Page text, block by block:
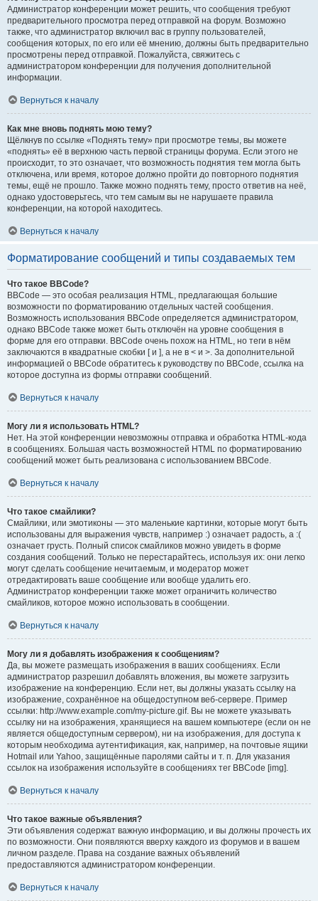
Администратор конференции может решить, что сообщения требуют
предварительного просмотра перед отправкой на форум. Возможно
также, что администратор включил вас в группу пользователей,
сообщения которых, по его или её мнению, должны быть предварительно
просмотрены перед отправкой. Пожалуйста, свяжитесь с
администратором конференции для получения дополнительной
информации.
Вернуться к началу
Как мне вновь поднять мою тему?
Щёлкнув по ссылке «Поднять тему» при просмотре темы, вы можете
«поднять» её в верхнюю часть первой страницы форума. Если этого не
происходит, то это означает, что возможность поднятия тем могла быть
отключена, или время, которое должно пройти до повторного поднятия
темы, ещё не прошло. Также можно поднять тему, просто ответив на неё,
однако удостоверьтесь, что тем самым вы не нарушаете правила
конференции, на которой находитесь.
Вернуться к началу
Форматирование сообщений и типы создаваемых тем
Что такое BBCode?
BBCode — это особая реализация HTML, предлагающая большие
возможности по форматированию отдельных частей сообщения.
Возможность использования BBCode определяется администратором,
однако BBCode также может быть отключён на уровне сообщения в
форме для его отправки. BBCode очень похож на HTML, но теги в нём
заключаются в квадратные скобки [ и ], а не в < и >. За дополнительной
информацией о BBCode обратитесь к руководству по BBCode, ссылка на
которое доступна из формы отправки сообщений.
Вернуться к началу
Могу ли я использовать HTML?
Нет. На этой конференции невозможны отправка и обработка HTML-кода
в сообщениях. Большая часть возможностей HTML по форматированию
сообщений может быть реализована с использованием BBCode.
Вернуться к началу
Что такое смайлики?
Смайлики, или эмотиконы — это маленькие картинки, которые могут быть
использованы для выражения чувств, например :) означает радость, а :(
означает грусть. Полный список смайликов можно увидеть в форме
создания сообщений. Только не перестарайтесь, используя их: они легко
могут сделать сообщение нечитаемым, и модератор может
отредактировать ваше сообщение или вообще удалить его.
Администратор конференции также может ограничить количество
смайликов, которое можно использовать в сообщении.
Вернуться к началу
Могу ли я добавлять изображения к сообщениям?
Да, вы можете размещать изображения в ваших сообщениях. Если
администратор разрешил добавлять вложения, вы можете загрузить
изображение на конференцию. Если нет, вы должны указать ссылку на
изображение, сохранённое на общедоступном веб-сервере. Пример
ссылки: http://www.example.com/my-picture.gif. Вы не можете указывать
ссылку ни на изображения, хранящиеся на вашем компьютере (если он не
является общедоступным сервером), ни на изображения, для доступа к
которым необходима аутентификация, как, например, на почтовые ящики
Hotmail или Yahoo, защищённые паролями сайты и т. п. Для указания
ссылок на изображения используйте в сообщениях тег BBCode [img].
Вернуться к началу
Что такое важные объявления?
Эти объявления содержат важную информацию, и вы должны прочесть их
по возможности. Они появляются вверху каждого из форумов и в вашем
личном разделе. Права на создание важных объявлений
предоставляются администратором конференции.
Вернуться к началу